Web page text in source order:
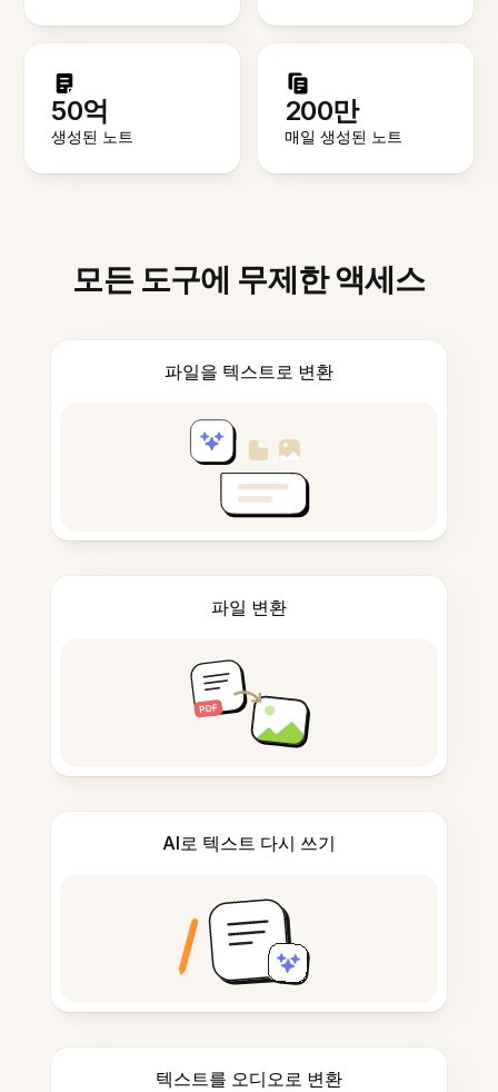
50억
생성된 노트
200만
매일 생성된 노트
모든 도구에 무제한 액세스
파일을 텍스트로 변환
파일 변환
AI로 텍스트 다시 쓰기
텍스트를 오디오로 변환